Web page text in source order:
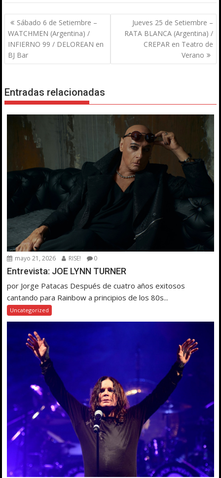
Navegación
de
entradas
Sábado 6 de Setiembre –
WATCHMEN (Argentina) /
INFIERNO 99 / DELOREAN en
BJ Bar
Jueves 25 de Setiembre –
RATA BLANCA (Argentina) /
CREPAR en Teatro de
Verano
Entradas relacionadas
mayo 21, 2026 RISE! 0
Entrevista: JOE LYNN TURNER
por Jorge Patacas Después de cuatro años exitosos
cantando para Rainbow a principios de los 80s...
Uncategorized